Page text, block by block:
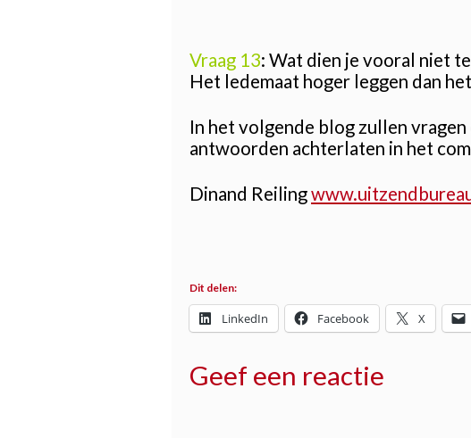
Vraag 13: Wat dien je vooral niet
Het ledemaat hoger leggen dan
In het volgende blog zullen
antwoorden achterlaten in het
Dinand Reiling
Dit delen:
LinkedIn Facebook X
Geef een reactie